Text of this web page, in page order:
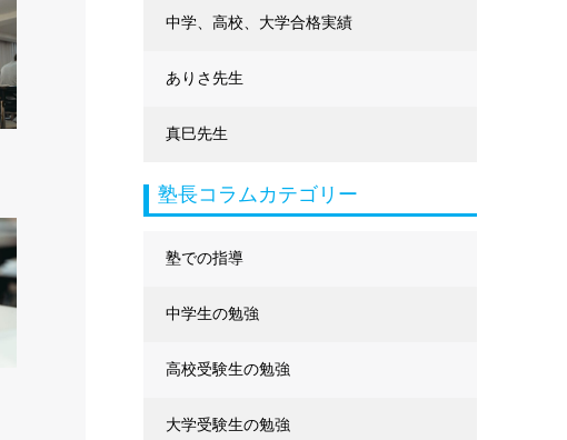
中学、高校、大学合格実績
ありさ先生
真巳先生
塾長コラムカテゴリー
塾での指導
中学生の勉強
高校受験生の勉強
大学受験生の勉強